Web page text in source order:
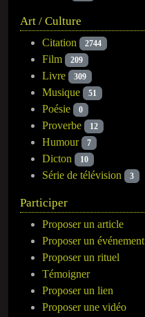
Art / Culture
Citation 2744
Film 209
Livre 309
Musique 51
Poésie 0
Proverbe 12
Humour 7
Dicton 10
Série de télévision 3
Participer
Proposer un article
Proposer un événement
Proposer un rituel
Témoigner
Proposer un lien
Proposer une vidéo